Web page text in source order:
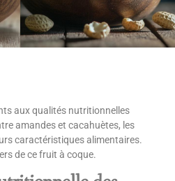
aux qualités nutritionnelles
amandes et cacahuètes, les
caractéristiques alimentaires.
de ce fruit à coque.